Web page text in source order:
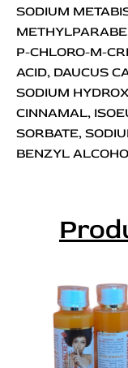
SODIUM
P-CHLORO-M-
ACID, DAUCUS
SODIUM
CINNAMAL,
SORBATE,
BENZYL